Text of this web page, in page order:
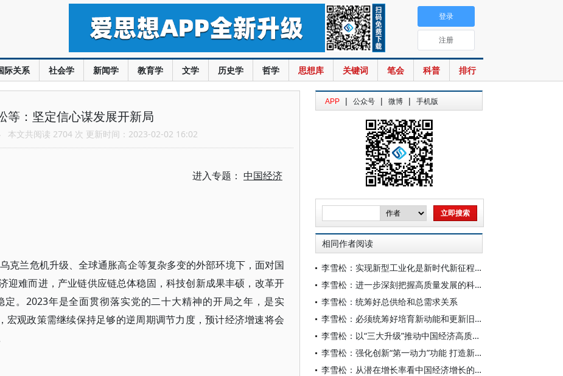
际关系 社会学 新闻学 教育学 文学 历史学 哲学 思想库 关键词 笔会 科普 排行
登录
注册
等：坚定信心谋发展开新局
本文共阅读 2704 次 更新时间：2023-02-02 16:02
进入专题： 中国经济
克兰危机升级、全球通胀高企等复杂多变的外部环境下，面对国
迎难而进，产业链供应链总体稳固，科技创新成果丰硕，改革开
。2023年是全面贯彻落实党的二十大精神的开局之年，是实
宏观政策需继续保持足够的逆周期调节力度，预计经济增速将会
APP | 公众号 | 微博 | 手机版
相同作者阅读
李雪松：实现新型工业化是新时代新征程的关键任务
李雪松：进一步深刻把握高质量发展的科学内涵
李雪松：统筹好总供给和总需求关系
李雪松：必须统筹好培育新动能和更新旧动能的关系
李雪松：以“三大升级”推动中国经济高质量发展
李雪松：强化创新“第一动力”功能 打造新质生产力发展高地
李雪松：从潜在增长率看中国经济增长的底气